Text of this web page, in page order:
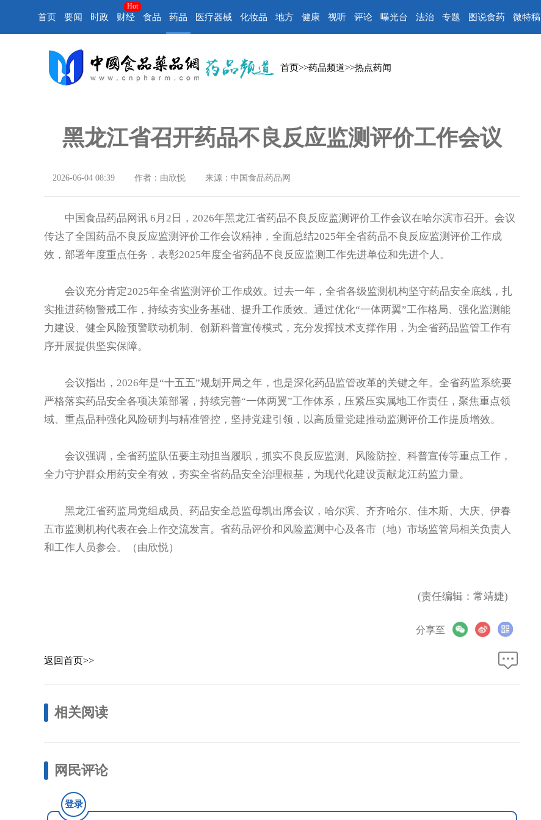
首页 要闻 时政 财经
Hot
食品 药品 医疗器械 化妆品 地方 健康 视听 评论 曝光台 法治 专题 图说食药 微特稿
首页>>药品频道>>热点药闻
黑龙江省召开药品不良反应监测评价工作会议
2026-06-04 08:39 作者：由欣悦 来源：中国食品药品网
中国食品药品网讯 6月2日，2026年黑龙江省药品不良反应监测评价工作会议在哈尔滨市召开。会议
传达了全国药品不良反应监测评价工作会议精神，全面总结2025年全省药品不良反应监测评价工作成
效，部署年度重点任务，表彰2025年度全省药品不良反应监测工作先进单位和先进个人。
会议充分肯定2025年全省监测评价工作成效。过去一年，全省各级监测机构坚守药品安全底线，扎
实推进药物警戒工作，持续夯实业务基础、提升工作质效。通过优化“一体两翼”工作格局、强化监测能
力建设、健全风险预警联动机制、创新科普宣传模式，充分发挥技术支撑作用，为全省药品监管工作有
序开展提供坚实保障。
会议指出，2026年是“十五五”规划开局之年，也是深化药品监管改革的关键之年。全省药监系统要
严格落实药品安全各项决策部署，持续完善“一体两翼”工作体系，压紧压实属地工作责任，聚焦重点领
域、重点品种强化风险研判与精准管控，坚持党建引领，以高质量党建推动监测评价工作提质增效。
会议强调，全省药监队伍要主动担当履职，抓实不良反应监测、风险防控、科普宣传等重点工作，
全力守护群众用药安全有效，夯实全省药品安全治理根基，为现代化建设贡献龙江药监力量。
黑龙江省药监局党组成员、药品安全总监母凯出席会议，哈尔滨、齐齐哈尔、佳木斯、大庆、伊春
五市监测机构代表在会上作交流发言。省药品评价和风险监测中心及各市（地）市场监管局相关负责人
和工作人员参会。（由欣悦）
(责任编辑：常靖婕)
分享至
返回首页>>
相关阅读
网民评论
登录